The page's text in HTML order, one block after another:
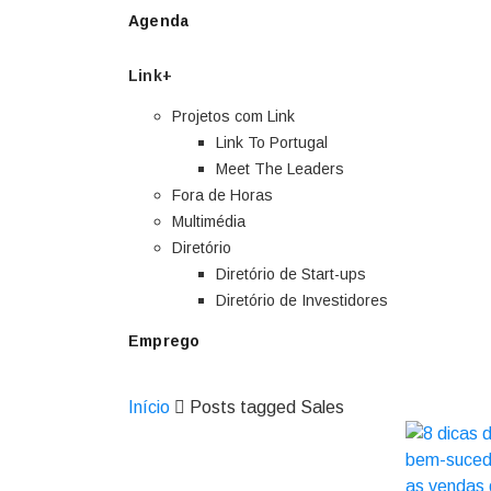
Agenda
Link+
Projetos com Link
Link To Portugal
Meet The Leaders
Fora de Horas
Multimédia
Diretório
Diretório de Start-ups
Diretório de Investidores
Emprego
Início Posts tagged Sales